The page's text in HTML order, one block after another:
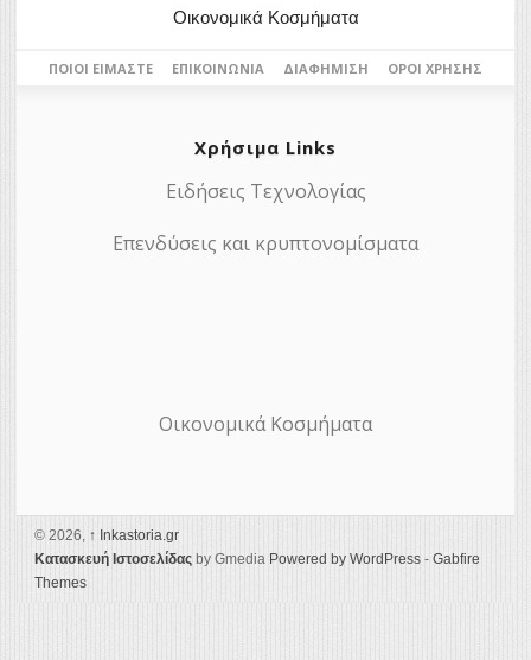
Οικονομικά Κοσμήματα
ΠΟΙΟΙ ΕΊΜΑΣΤΕ ΕΠΙΚΟΙΝΩΝΊΑ ΔΙΑΦΉΜΙΣΗ ΌΡΟΙ ΧΡΉΣΗΣ
Χρήσιμα Links
Ειδήσεις Τεχνολογίας
Επενδύσεις και κρυπτονομίσματα
Οικονομικά Κοσμήματα
© 2026, ↑ Ιnkastoria.gr
Κατασκευή Ιστοσελίδας by Gmedia Powered by WordPress - Gabfire
Themes